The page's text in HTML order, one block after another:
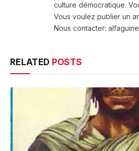
culture démocratique.
Vous voulez publier un
Nous contacter:
RELATED POSTS